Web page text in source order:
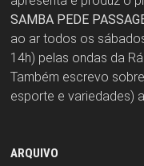
SAMBA PEDE
ao ar todos os
14h) pelas ondas da
Também escrevo
esporte e variedades)
ARQUIVO